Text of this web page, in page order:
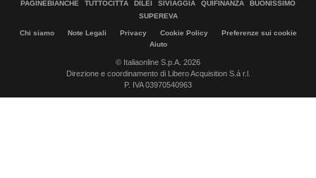
PAGINEBIANCHE
TUTTOCITTÀ DILEI SIVIAGGIA QUIFINANZA
BUONISSIMO
SUPEREVA
Chi siamo Note Legali Privacy Cookie Policy
Preferenze sui cookie
Aiuto
© Italiaonline S.p.A. 2026
Direzione e coordinamento di Libero Acquisition S.á r.l.
P. IVA 03970540963